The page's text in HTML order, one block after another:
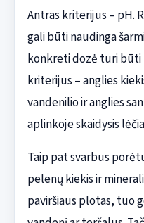
Antras kriterijus – pH.
gali būti naudinga
konkreti dozė turi būti
kriterijus – anglies
vandenilio ir anglies
aplinkoje skaidysis
Taip pat svarbus
pelenų kiekis ir
paviršiaus plotas, tuo